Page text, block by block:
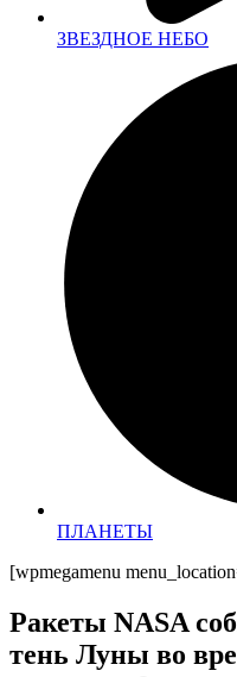
ЗВЕЗДНОЕ НЕБО
ПЛАНЕТЫ
[wpmegamenu
Ракеты NASA
тень Луны во